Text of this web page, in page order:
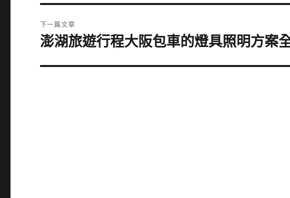
篇
文
章:
下一篇文章
下
篇
澎湖旅遊行程大阪包車的燈具照明方案